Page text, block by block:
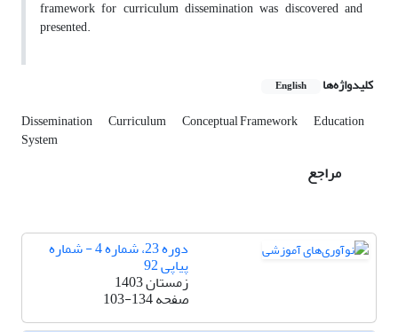
framework for curriculum dissemination was discovered and
presented.
کلیدواژه‌ها English
Dissemination Curriculum Conceptual Framework Education
System
مراجع
دوره 23، شماره 4 - شماره
پیاپی 92
زمستان 1403
صفحه103-134